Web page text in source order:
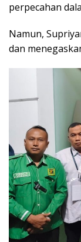
perpecahan
Namun,
dan